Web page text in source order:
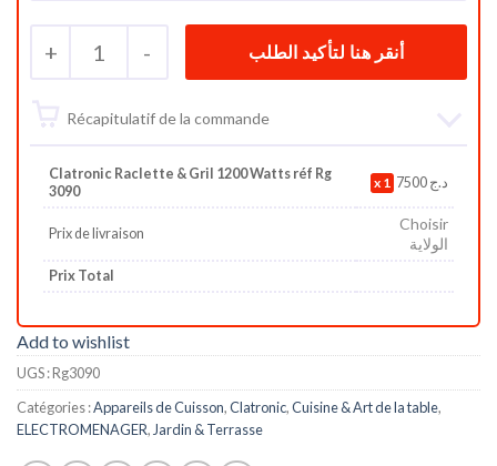
+ 1 -
Récapitulatif de la commande
Clatronic Raclette & Gril 1200 Watts réf Rg
3090
1 7500 د.ج
Prix de livraison
Choisir
الولاية
Prix Total
Add to wishlist
UGS :Rg3090
Catégories :Appareils de Cuisson,Clatronic,Cuisine & Art de la table,
ELECTROMENAGER,Jardin & Terrasse